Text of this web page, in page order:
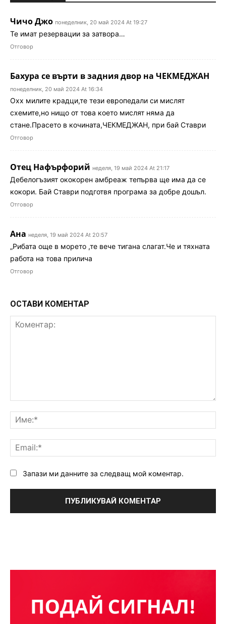
Чичо Джо понеделник, 20 май 2024 At 19:27
Те имат резервации за затвора…
Отговор
Бахура се върти в задния двор на ЧЕКМЕДЖАН
понеделник, 20 май 2024 At 16:34
Охх милите крадци,те тези европедали си мислят
схемите,но нищо от това което мислят няма да
стане.Прасето в кочината,ЧЕКМЕДЖАН, при бай Ставри
Отговор
Отец Нафърфорий неделя, 19 май 2024 At 21:17
Дебелогъзият ококорен амбреаж тепърва ще има да се
кокори. Бай Ставри подготвя програма за добре дошъл.
Отговор
Ана неделя, 19 май 2024 At 20:57
„Рибата още в морето ,те вече тигана слагат.Че и тяхната
работа на това прилича
Отговор
ОСТАВИ КОМЕНТАР
Запази ми данните за следващ мой коментар.